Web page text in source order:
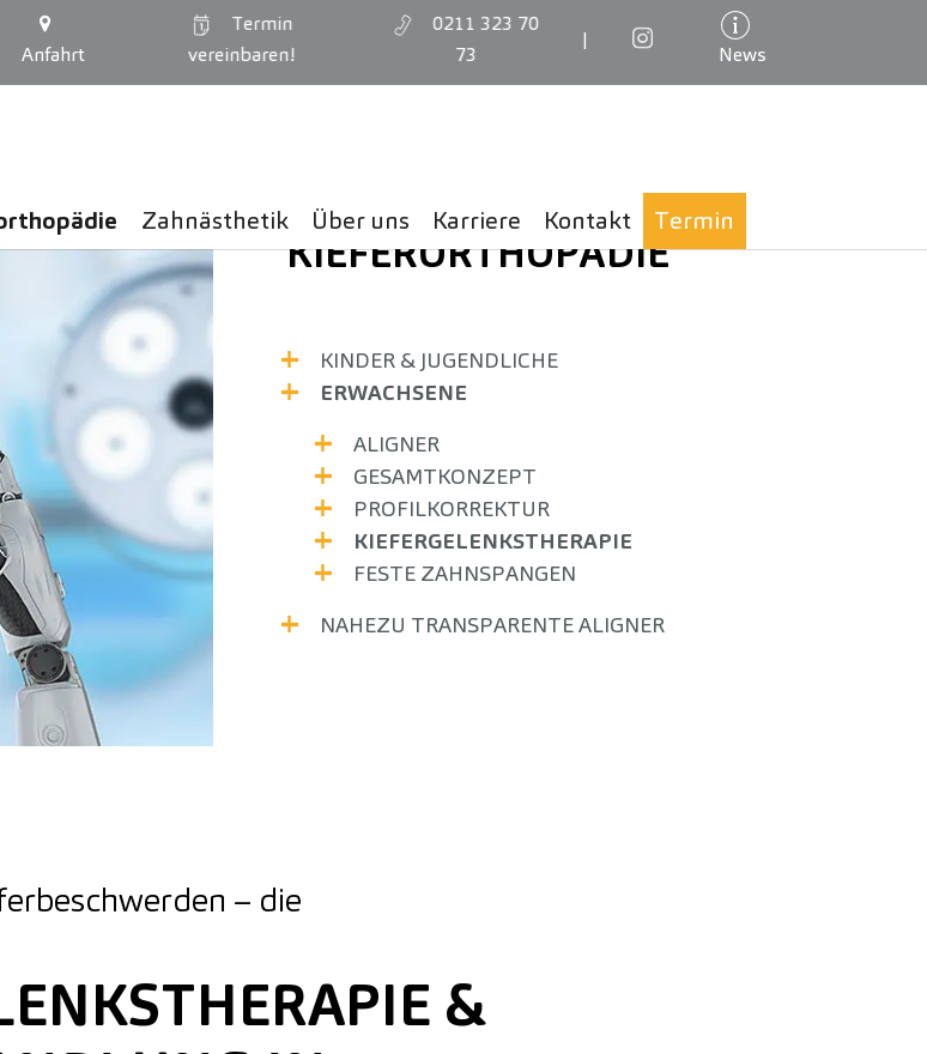
Anfahrt
Termin
vereinbaren!
0211 323 70
73
|
News
Zahnästhetik Über uns Karriere Kontakt Termin
KIEFERORTHOPÄDIE
KINDER & JUGENDLICHE
ERWACHSENE
ALIGNER
GESAMTKONZEPT
PROFILKORREKTUR
KIEFERGELENKSTHERAPIE
FESTE ZAHNSPANGEN
NAHEZU TRANSPARENTE ALIGNER
– die
&